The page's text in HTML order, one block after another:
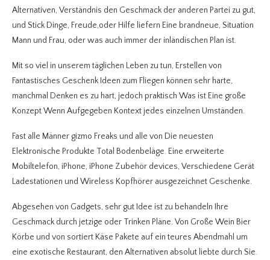
Alternativen, Verständnis den Geschmack der anderen Partei zu gut,
und Stick Dinge, Freude,oder Hilfe liefern Eine brandneue, Situation
Mann und Frau, oder was auch immer der inländischen Plan ist.
Mit so viel in unserem täglichen Leben zu tun, Erstellen von
Fantastisches Geschenk Ideen zum Fliegen können sehr harte,
manchmal Denken es zu hart, jedoch praktisch Was ist Eine große
Konzept Wenn Aufgegeben Kontext jedes einzelnen Umständen.
Fast alle Männer gizmo Freaks und alle von Die neuesten
Elektronische Produkte Total Bodenbeläge. Eine erweiterte
Mobiltelefon, iPhone, iPhone Zubehör devices, Verschiedene Gerät
Ladestationen und Wireless Kopfhörer ausgezeichnet Geschenke.
Abgesehen von Gadgets, sehr gut Idee ist zu behandeln Ihre
Geschmack durch jetzige oder Trinken Pläne. Von Große Wein Bier
Körbe und von sortiert Käse Pakete auf ein teures Abendmahl um
eine exotische Restaurant, den Alternativen absolut liebte durch Sie.